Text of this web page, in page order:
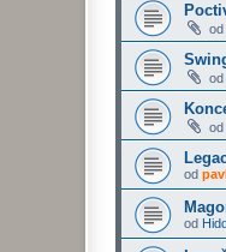
od
od
od
od
od